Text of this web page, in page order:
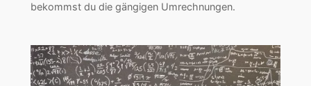
bekommst du die gängigen Umrechnungen.